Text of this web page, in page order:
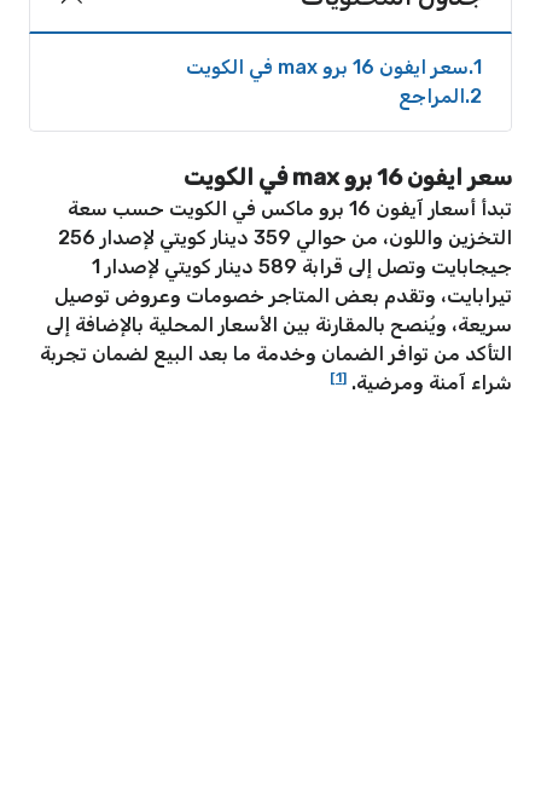
1 سعر ايفون 16 برو max في الكويت
2 المراجع
سعر ايفون 16 برو max في الكويت
تبدأ أسعار آيفون 16 برو ماكس في الكويت حسب سعة
التخزين واللون، من حوالي 359 دينار كويتي لإصدار 256
جيجابايت وتصل إلى قرابة 589 دينار كويتي لإصدار 1
تيرابايت، وتقدم بعض المتاجر خصومات وعروض توصيل
سريعة، ويُنصح بالمقارنة بين الأسعار المحلية بالإضافة إلى
التأكد من توافر الضمان وخدمة ما بعد البيع لضمان تجربة
شراء آمنة ومرضية. [1]